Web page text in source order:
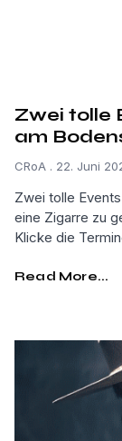
Zwei tolle
am
CRoA 22. Juni
Zwei tolle
eine Zigarre zu
Klicke die
Read More...